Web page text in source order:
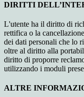
DIRITTI
L'utente ha il diritto di
rettifica o la
dei dati personali che lo
oltre al diritto alla
diritto di proporre
utilizzando i moduli
ALTRE